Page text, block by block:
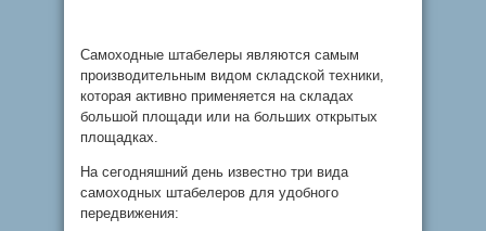
Самоходные штабелеры являются самым
производительным видом складской техники,
которая активно применяется на складах
большой площади или на больших открытых
площадках.
На сегодняшний день известно три вида
самоходных штабелеров для удобного
передвижения: